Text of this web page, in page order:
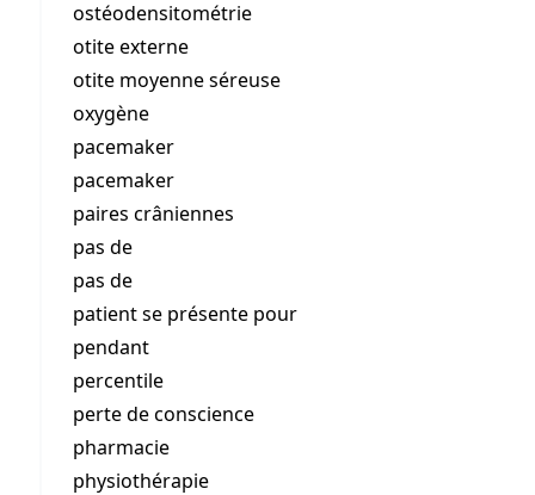
ostéodensitométrie
otite externe
otite moyenne séreuse
oxygène
pacemaker
pacemaker
paires crâniennes
pas de
pas de
patient se présente pour
pendant
percentile
perte de conscience
pharmacie
physiothérapie